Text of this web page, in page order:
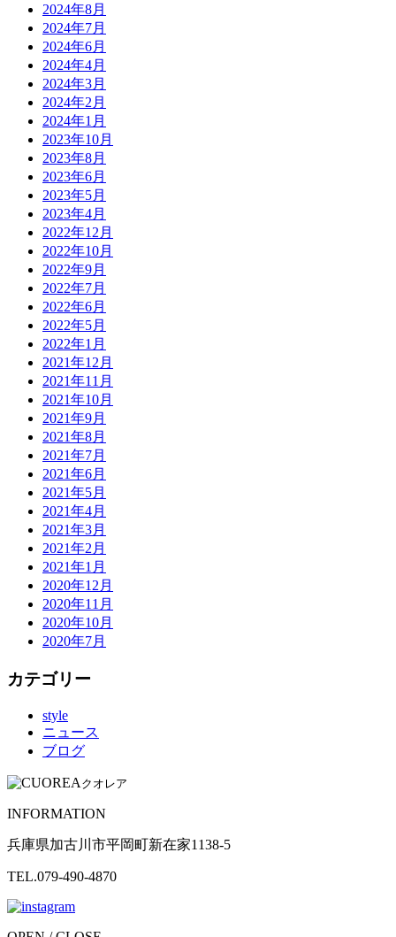
2024年8月
2024年7月
2024年6月
2024年4月
2024年3月
2024年2月
2024年1月
2023年10月
2023年8月
2023年6月
2023年5月
2023年4月
2022年12月
2022年10月
2022年9月
2022年7月
2022年6月
2022年5月
2022年1月
2021年12月
2021年11月
2021年10月
2021年9月
2021年8月
2021年7月
2021年6月
2021年5月
2021年4月
2021年3月
2021年2月
2021年1月
2020年12月
2020年11月
2020年10月
2020年7月
カテゴリー
style
ニュース
ブログ
クオレア
INFORMATION
兵庫県加古川市平岡町新在家1138-5
TEL.079-490-4870